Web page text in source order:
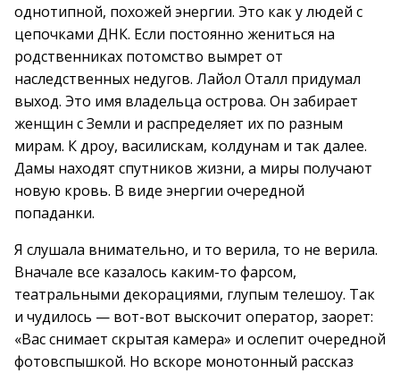
однотипной, похожей энергии. Это как у людей с
цепочками ДНК. Если постоянно жениться на
родственниках потомство вымрет от
наследственных недугов. Лайол Оталл придумал
выход. Это имя владельца острова. Он забирает
женщин с Земли и распределяет их по разным
мирам. К дроу, василискам, колдунам и так далее.
Дамы находят спутников жизни, а миры получают
новую кровь. В виде энергии очередной
попаданки.
Я слушала внимательно, и то верила, то не верила.
Вначале все казалось каким-то фарсом,
театральными декорациями, глупым телешоу. Так
и чудилось — вот-вот выскочит оператор, заорет:
«Вас снимает скрытая камера» и ослепит очередной
фотовспышкой. Но вскоре монотонный рассказ